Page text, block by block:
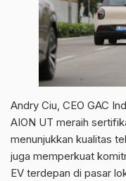
Andry Ciu, CEO GAC
AION UT meraih
menunjukkan kualitas
juga memperkuat
EV terdepan di pasar